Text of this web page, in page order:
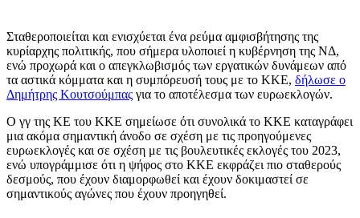
Σταθεροποιείται και ενισχύεται ένα ρεύμα αμφισβήτησης της
κυρίαρχης πολιτικής, που σήμερα υλοποιεί η κυβέρνηση της ΝΔ,
ενώ προχωρά και ο απεγκλωβισμός των εργατικών δυνάμεων από
τα αστικά κόμματα και η συμπόρευσή τους με το ΚΚΕ, δήλωσε ο
Δημήτρης Κουτσούμπας για το αποτέλεσμα των ευρωεκλογών.
Ο γγ της ΚΕ του ΚΚΕ σημείωσε ότι συνολικά το ΚΚΕ καταγράφει
μια ακόμα σημαντική άνοδο σε σχέση με τις προηγούμενες
ευρωεκλογές και σε σχέση με τις βουλευτικές εκλογές του 2023,
ενώ υπογράμμισε ότι η ψήφος στο ΚΚΕ εκφράζει πιο σταθερούς
δεσμούς, που έχουν διαμορφωθεί και έχουν δοκιμαστεί σε
σημαντικούς αγώνες που έχουν προηγηθεί.